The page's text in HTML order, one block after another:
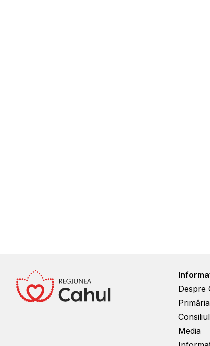
Despre
Primăria
Media